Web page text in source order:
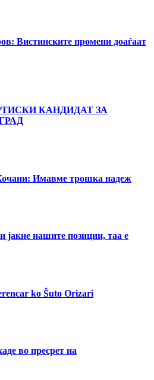
Вистинските промени доаѓаат
КАНДИДАТ ЗА
Имавме трошка надеж
јакне нашите позиции, таа е
ko Šuto Orizari
во пресрет на